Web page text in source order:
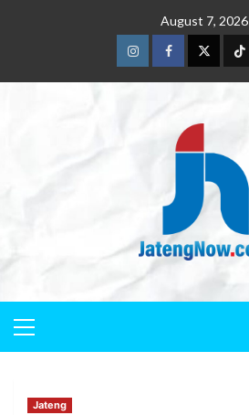
August 7, 2026
Jateng